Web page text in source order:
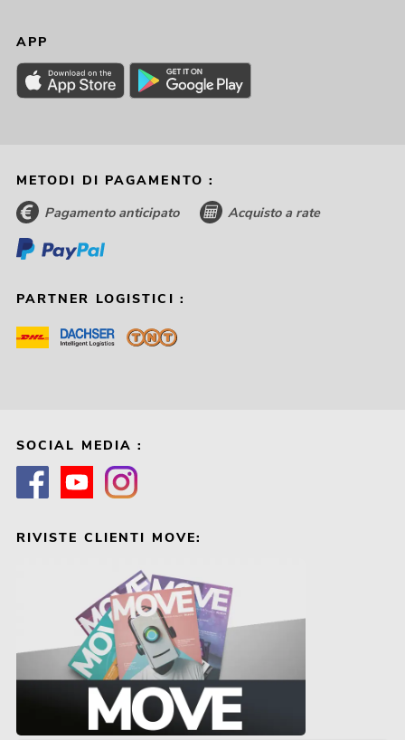
APP
METODI DI PAGAMENTO :
Pagamento anticipato Acquisto a rate
PARTNER LOGISTICI :
SOCIAL MEDIA :
RIVISTE CLIENTI MOVE: